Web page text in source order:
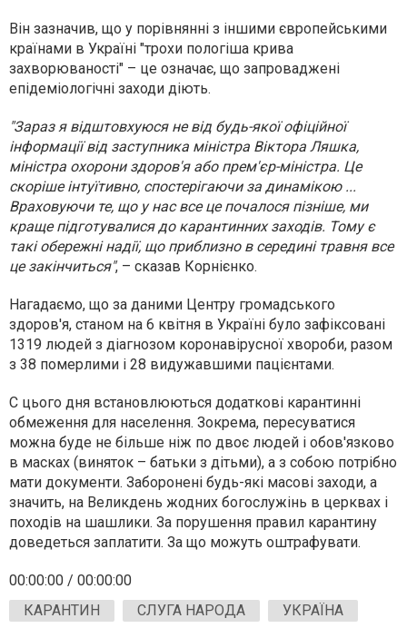
Він зазначив, що у порівнянні з іншими європейськими
країнами в Україні "трохи пологіша крива
захворюваності" – це означає, що запроваджені
епідеміологічні заходи діють.
"Зараз я відштовхуюся не від будь-якої офіційної
інформації від заступника міністра Віктора Ляшка,
міністра охорони здоров'я або прем'єр-міністра. Це
скоріше інтуїтивно, спостерігаючи за динамікою ...
Враховуючи те, що у нас все це почалося пізніше, ми
краще підготувалися до карантинних заходів. Тому є
такі обережні надії, що приблизно в середині травня все
це закінчиться", – сказав Корнієнко.
Нагадаємо, що за даними Центру громадського
здоров'я, станом на 6 квітня в Україні було зафіксовані
1319 людей з діагнозом коронавірусної хвороби, разом
з 38 померлими і 28 видужавшими пацієнтами.
C цього дня встановлюються додаткові карантинні
обмеження для населення. Зокрема, пересуватися
можна буде не більше ніж по двоє людей і обов'язково
в масках (виняток – батьки з дітьми), а з собою потрібно
мати документи. Заборонені будь-які масові заходи, а
значить, на Великдень жодних богослужінь в церквах і
походів на шашлики. За порушення правил карантину
доведеться заплатити. За що можуть оштрафувати.
00:00:00 / 00:00:00
КАРАНТИН
СЛУГА НАРОДА УКРАЇНА